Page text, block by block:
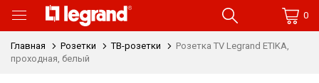
0
Главная Розетки ТВ-розетки
Розетка TV Legrand ETIKA,
проходная, белый